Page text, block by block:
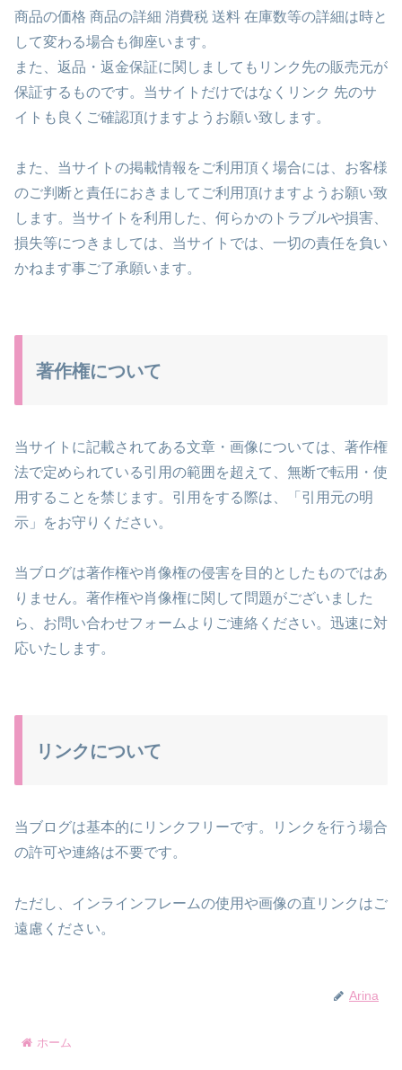
商品の価格 商品の詳細 消費税 送料 在庫数等の詳細は時と
して変わる場合も御座います。
また、返品・返金保証に関しましてもリンク先の販売元が
保証するものです。当サイトだけではなくリンク 先のサ
イトも良くご確認頂けますようお願い致します。
また、当サイトの掲載情報をご利用頂く場合には、お客様
のご判断と責任におきましてご利用頂けますようお願い致
します。当サイトを利用した、何らかのトラブルや損害、
損失等につきましては、当サイトでは、一切の責任を負い
かねます事ご了承願います。
著作権について
当サイトに記載されてある文章・画像については、著作権
法で定められている引用の範囲を超えて、無断で転用・使
用することを禁じます。引用をする際は、「引用元の明
示」をお守りください。
当ブログは著作権や肖像権の侵害を目的としたものではあ
りません。著作権や肖像権に関して問題がございました
ら、お問い合わせフォームよりご連絡ください。迅速に対
応いたします。
リンクについて
当ブログは基本的にリンクフリーです。リンクを行う場合
の許可や連絡は不要です。
ただし、インラインフレームの使用や画像の直リンクはご
遠慮ください。
Arina
ホーム